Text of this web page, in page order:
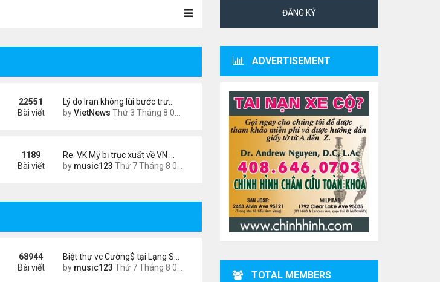
Lý do Iran không lùi bước trư…
byVietNews Thứ 3 Tháng 8 04, 2026 4:32 pm
22551
Bài viết
Re: VK Mỹ bị trục xuất về VN …
by music123 Thứ 7 Tháng 8 08, 2026 4:59 pm
1189
Bài viết
Biệt thự vc Cường$ tại Lạng S…
by music123 Thứ 7 Tháng 8 08, 2026 7:02 pm
68944
Bài viết
ĐĂNG KÝ
ADVERTISEMENT
TOTAL MEMBERS